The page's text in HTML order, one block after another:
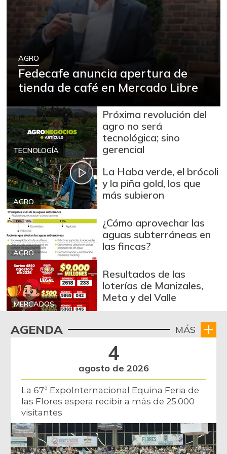
Arroz
12/09/2023
$ 2.180,00
+88,05%
Arroz blanco
12/09/2023
Arroz blanco en
bulto
12/09/2023
$ 3.380,00
Arroz blanco
importado
07/25/2026
$ 3.283,00
Arroz de primera
07/25/2026
$ 3.494,15
+0,72%
Arroz de segunda
07/25/2026 -0,53%
Arroz excelso
07/25/2026
$ 3.636,56
Arroz paddy verde
12/09/2023
$ 1.572,00
+52,37%
Arroz sopa cristal
Arveja amarilla
Arveja enlatada
07/25/2026
$ 14.130,40
+2,79%
Arveja verde
07/25/2026 -4,09%
Arveja verde en
AGRO
Fedecafe anuncia apertura de
tienda de café en Mercado Libre
TECNOLOGÍA
Próxima revolución del
agro no será
tecnológica; sino
gerencial
AGRO
La Haba verde, el brócoli
y la piña gold, los que
más subieron
AGRO
¿Cómo aprovechar las
aguas subterráneas en
las fincas?
MERCADOS
Resultados de las
loterías de Manizales,
Meta y del Valle
AGENDA MÁS
4
agosto de 2026
La 67ª ExpoInternacional Equina Feria de
las Flores espera recibir a más de 25.000
visitantes